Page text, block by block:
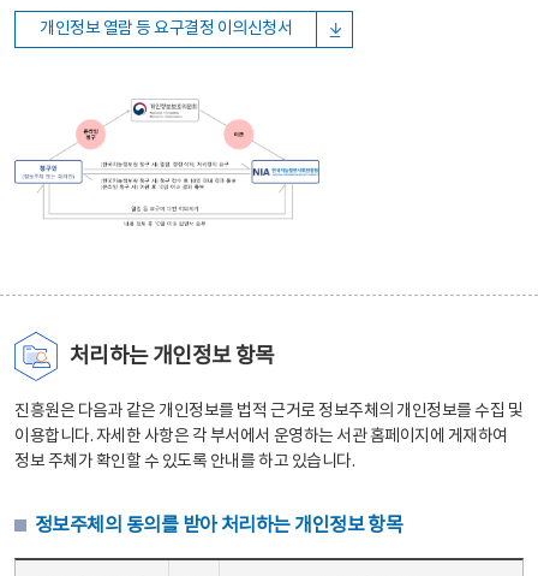
개인정보 열람 등 요구결정 이의신청서
처리하는 개인정보 항목
진흥원은 다음과 같은 개인정보를 법적 근거로 정보주체의 개인정보를 수집 및
이용합니다. 자세한 사항은 각 부서에서 운영하는 서관 홈페이지에 게재하여
정보 주체가 확인할 수 있도록 안내를 하고 있습니다.
정보주체의 동의를 받아 처리하는 개인정보 항목